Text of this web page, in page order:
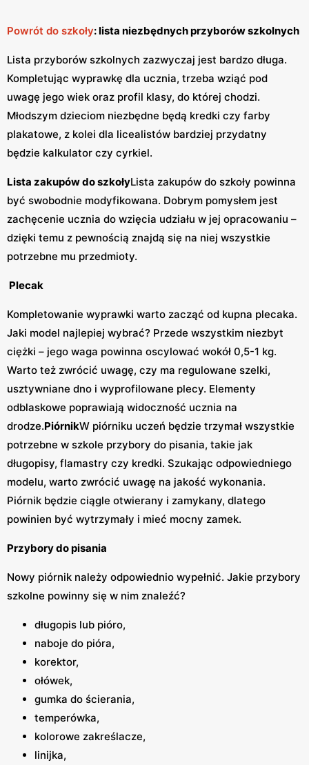
Powrót do szkoły: lista niezbędnych przyborów szkolnych
Lista przyborów szkolnych zazwyczaj jest bardzo długa.
Kompletując wyprawkę dla ucznia, trzeba wziąć pod
uwagę jego wiek oraz profil klasy, do której chodzi.
Młodszym dzieciom niezbędne będą kredki czy farby
plakatowe, z kolei dla licealistów bardziej przydatny
będzie kalkulator czy cyrkiel.
Lista zakupów do szkołyLista zakupów do szkoły powinna
być swobodnie modyfikowana. Dobrym pomysłem jest
zachęcenie ucznia do wzięcia udziału w jej opracowaniu –
dzięki temu z pewnością znajdą się na niej wszystkie
potrzebne mu przedmioty.
Plecak
Kompletowanie wyprawki warto zacząć od kupna plecaka.
Jaki model najlepiej wybrać? Przede wszystkim niezbyt
ciężki – jego waga powinna oscylować wokół 0,5-1 kg.
Warto też zwrócić uwagę, czy ma regulowane szelki,
usztywniane dno i wyprofilowane plecy. Elementy
odblaskowe poprawiają widoczność ucznia na
drodze.PiórnikW piórniku uczeń będzie trzymał wszystkie
potrzebne w szkole przybory do pisania, takie jak
długopisy, flamastry czy kredki. Szukając odpowiedniego
modelu, warto zwrócić uwagę na jakość wykonania.
Piórnik będzie ciągle otwierany i zamykany, dlatego
powinien być wytrzymały i mieć mocny zamek.
Przybory do pisania
Nowy piórnik należy odpowiednio wypełnić. Jakie przybory
szkolne powinny się w nim znaleźć?
długopis lub pióro,
naboje do pióra,
korektor,
ołówek,
gumka do ścierania,
temperówka,
kolorowe zakreślacze,
linijka,